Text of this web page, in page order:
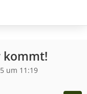
kommt!
um 11:19